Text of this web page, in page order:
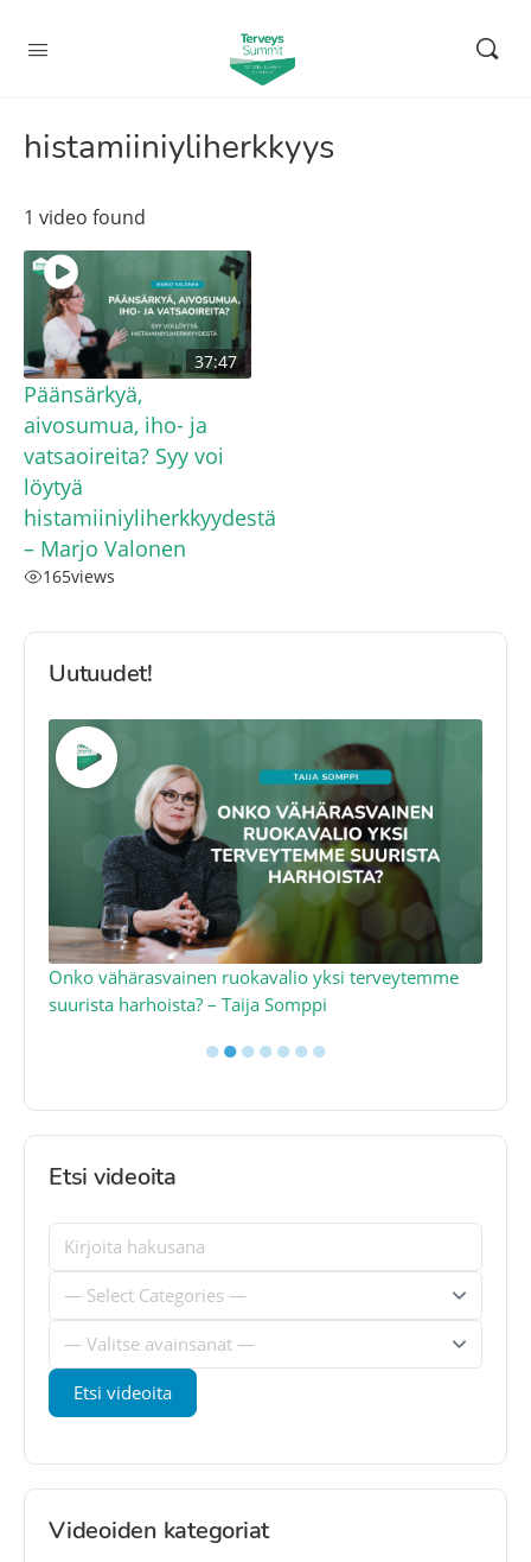
histamiiniyliherkkyys
1 video found
37:47
Päänsärkyä,
aivosumua, iho- ja
vatsaoireita? Syy voi
löytyä
histamiiniyliherkkyydestä
– Marjo Valonen
165views
Uutuudet!
Onko vähärasvainen ruokavalio yksi terveytemme
suurista harhoista? – Taija Somppi
●●●●●●●
Etsi videoita
Videoiden kategoriat